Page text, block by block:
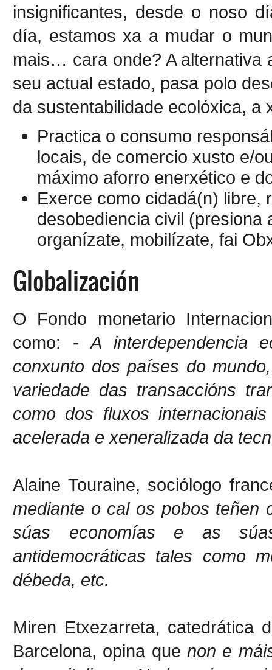
insignificantes, desde o noso
día, estamos xa a mudar o
mais… cara onde? A alternativa
seu actual estado, pasa polo
da sustentabilidade ecolóxica, a
Practica o consumo
locais, de comercio xusto e/
máximo aforro enerxético e
Exerce como cidadá(n) libre,
desobediencia civil (presiona
organízate, mobilízate, fai
Globalización
O Fondo monetario
como: -A interdependencia
conxunto dos países do
variedade das transaccións
como dos fluxos
acelerada e xeneralizada da
Alaine Touraine, sociólogo
mediante o cal os pobos teñen
súas economías e as
antidemocráticas tales como
débeda, etc.
Miren Etxezarreta, catedrática
Barcelona, opina quenon e